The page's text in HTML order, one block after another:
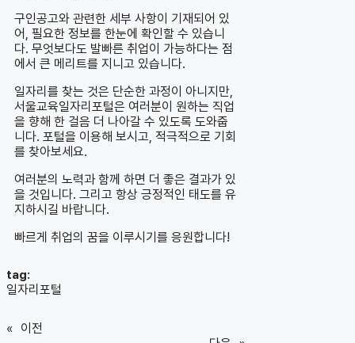
구인공고와 관련한 세부 사항이 기재되어 있
어, 필요한 정보를 한눈에 확인할 수 있습니
다. 무엇보다도 발빠른 취업이 가능하다는 점
에서 큰 메리트를 지니고 있습니다.
일자리를 찾는 것은 단순한 과정이 아니지만,
서울교육일자리포털은 여러분이 원하는 직업
을 향해 한 걸음 더 나아갈 수 있도록 도와줍
니다. 포털을 이용해 보시고, 적극적으로 기회
를 찾아보세요.
여러분의 노력과 함께 하면 더 좋은 결과가 있
을 것입니다. 그리고 항상 긍정적인 태도를 유
지하시길 바랍니다.
빠르게 취업의 꿈을 이루시기를 응원합니다!
tag:
일자리포털
« 이전